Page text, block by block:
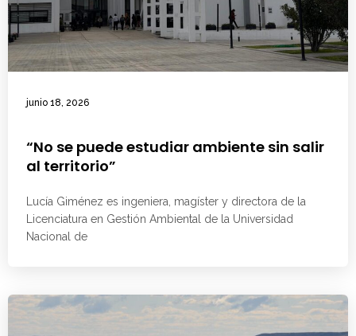
junio 18, 2026
“No se puede estudiar ambiente sin salir
al territorio”
Lucía Giménez es ingeniera, magíster y directora de la
Licenciatura en Gestión Ambiental de la Universidad
Nacional de